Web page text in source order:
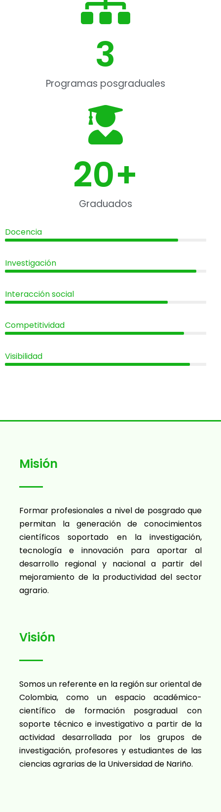
3
Programas posgraduales
20+
Graduados
Docencia
Investigación
Interacción social
Competitividad
Visibilidad
Misión
Formar profesionales a nivel de posgrado que
permitan la generación de conocimientos
científicos soportado en la investigación,
tecnología e innovación para aportar al
desarrollo regional y nacional a partir del
mejoramiento de la productividad del sector
agrario.
Visión
Somos un referente en la región sur oriental de
Colombia, como un espacio académico-
científico de formación posgradual con
soporte técnico e investigativo a partir de la
actividad desarrollada por los grupos de
investigación, profesores y estudiantes de las
ciencias agrarias de la Universidad de Nariño.